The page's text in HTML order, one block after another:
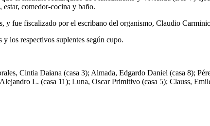
comedor-cocina y baño.
fue fiscalizado por el escribano del organismo, Claudio
los respectivos suplentes según cupo.
Cintia Daiana (casa 3); Almada, Edgardo Daniel (casa 8);
L. (casa 11); Luna, Oscar Primitivo (casa 5); Clauss,